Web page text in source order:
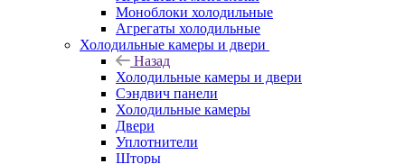
Моноблоки холодильные
Агрегаты холодильные
Холодильные камеры и двери
Назад
Холодильные камеры и двери
Сэндвич панели
Холодильные камеры
Двери
Уплотнители
Шторы